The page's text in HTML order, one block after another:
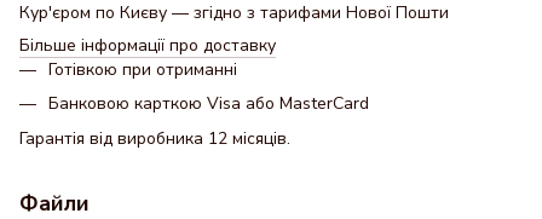
Кур'єром по Києву — згідно з тарифами Нової Пошти
Більше інформації про доставку
Готівкою при отриманні
Банковою карткою Visa або MasterCard
Гарантія від виробника 12 місяців.
Файли